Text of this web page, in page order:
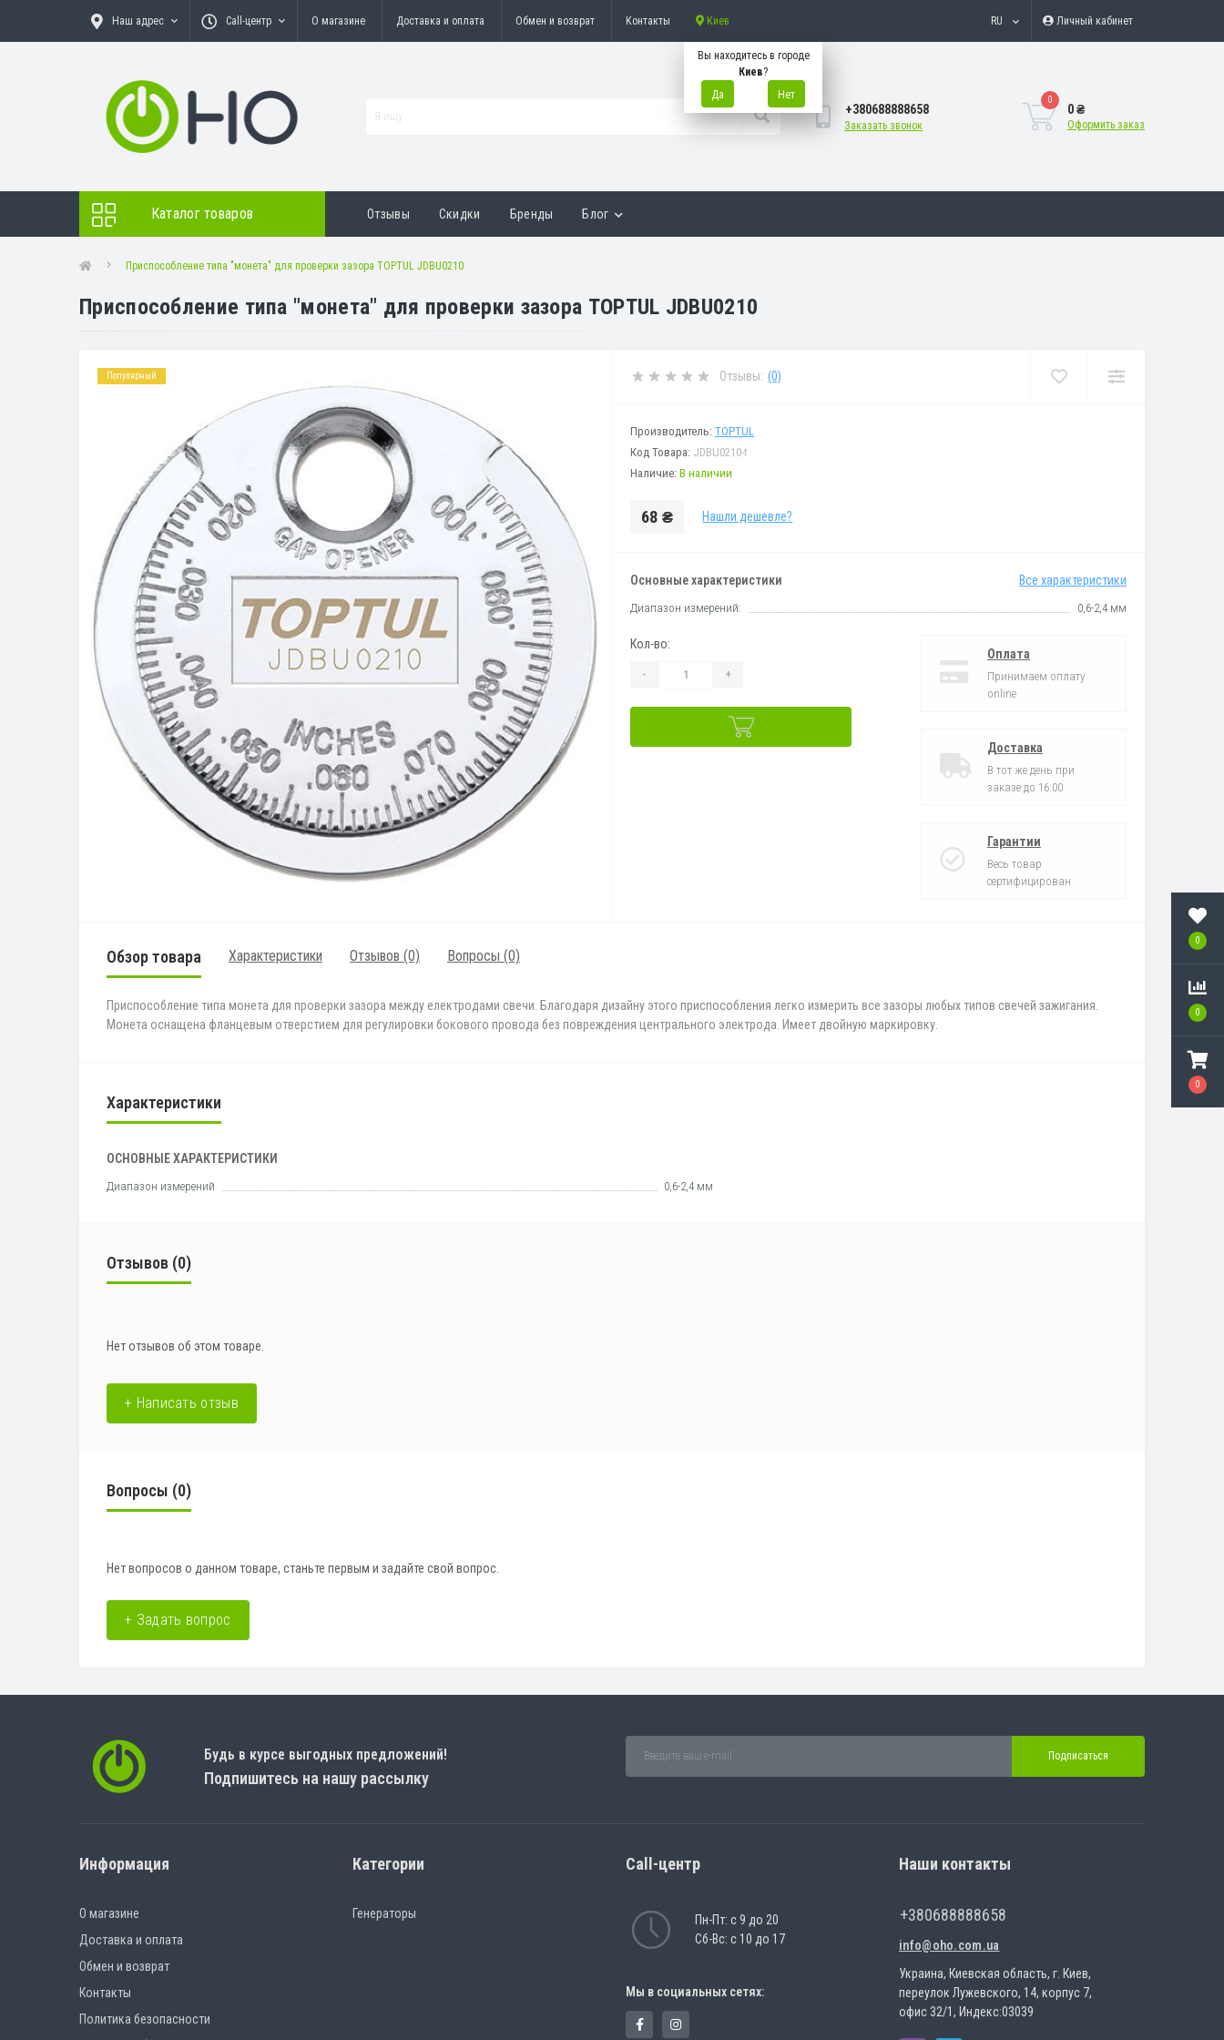
0
0
0
Наш адрес Call-центр О магазине Доставка и оплата Обмен и возврат Контакты Киев
Вы находитесь в городе
Киев?
Да
Нет
RU Личный кабинет
+380688888658
Заказать звонок
0
0 ₴
Оформить заказ
Каталог товаров Отзывы Скидки Бренды Блог
Приспособление типа "монета" для проверки зазора TOPTUL JDBU0210
Приспособление типа "монета" для проверки зазора TOPTUL JDBU0210
Популярный Отзывы: (0)
Производитель: TOPTUL
Код Товара: JDBU0210-t
Наличие: В наличии
68 ₴ Нашли дешевле?
Основные характеристики Все характеристики
Диапазон измерений: 0,6-2,4 мм
Кол-во:
- +
Оплата
Принимаем оплату
online
Доставка
В тот же день при
заказе до 16:00
Гарантии
Весь товар
сертифицирован
Обзор товара Характеристики Отзывов (0) Вопросы (0)
Приспособление типа монета для проверки зазора между електродами cвечи. Благодаря дизайну этого приспособления легко измерить все зазоры любых типов свечей зажигания.
Монета оснащена фланцевым отверстием для регулировки бокового провода без повреждения центрального электрода. Имеет двойную маркировку.
Характеристики
ОСНОВНЫЕ ХАРАКТЕРИСТИКИ
Диапазон измерений 0,6-2,4 мм
Отзывов (0)
Нет отзывов об этом товаре.
+ Написать отзыв
Вопросы (0)
Нет вопросов о данном товаре, станьте первым и задайте свой вопрос.
+ Задать вопрос
Будь в курсе выгодных предложений!
Подпишитесь на нашу рассылку
Подписаться
Информация
О магазине
Доставка и оплата
Обмен и возврат
Контакты
Политика безопасности
Категории
Генераторы
Call-центр
Пн-Пт: с 9 до 20
Сб-Вс: с 10 до 17
Мы в социальных сетях:
Наши контакты
+380688888658
info@oho.com.ua
Украина, Киевская область, г. Киев,
переулок Лужевского, 14, корпус 7,
офис 32/1, Индекс:03039